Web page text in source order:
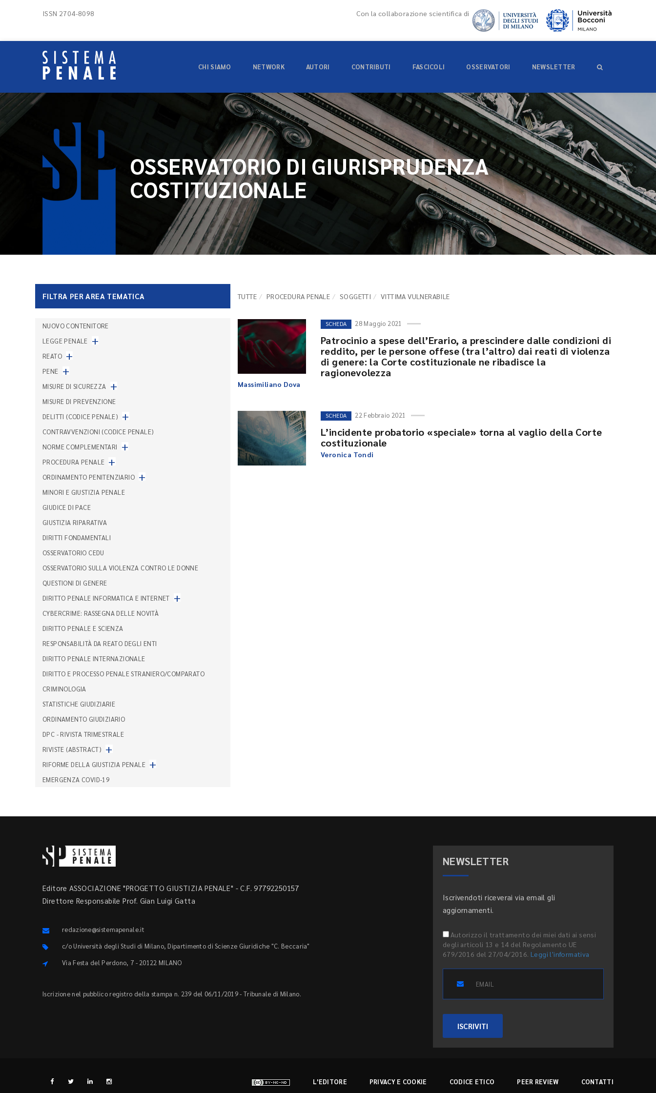
ISSN 2704-8098 Con la collaborazione scientifica di
CHI SIAMO NETWORK AUTORI CONTRIBUTI FASCICOLI OSSERVATORI NEWSLETTER
OSSERVATORIO DI GIURISPRUDENZA
COSTITUZIONALE
FILTRA PER AREA TEMATICA TUTTE PROCEDURA PENALE SOGGETTI VITTIMA VULNERABILE
NUOVO CONTENITORE
LEGGE PENALE +
REATO +
PENE +
MISURE DI SICUREZZA +
MISURE DI PREVENZIONE
DELITTI (CODICE PENALE) +
CONTRAVVENZIONI (CODICE PENALE)
NORME COMPLEMENTARI
+
PROCEDURA PENALE +
ORDINAMENTO PENITENZIARIO +
MINORI E GIUSTIZIA PENALE
GIUDICE DI PACE
GIUSTIZIA RIPARATIVA
DIRITTI FONDAMENTALI
OSSERVATORIO CEDU
OSSERVATORIO SULLA VIOLENZA CONTRO LE DONNE
QUESTIONI DI GENERE
DIRITTO PENALE INFORMATICA E INTERNET +
CYBERCRIME: RASSEGNA DELLE NOVITÀ
DIRITTO PENALE E SCIENZA
RESPONSABILITÀ DA REATO DEGLI ENTI
DIRITTO PENALE INTERNAZIONALE
DIRITTO E PROCESSO PENALE STRANIERO/COMPARATO
CRIMINOLOGIA
STATISTICHE GIUDIZIARIE
ORDINAMENTO GIUDIZIARIO
DPC - RIVISTA TRIMESTRALE
RIVISTE (ABSTRACT) +
RIFORME DELLA GIUSTIZIA PENALE +
EMERGENZA COVID-19
SCHEDA 28 Maggio 2021
Patrocinio a spese dell’Erario, a prescindere dalle condizioni di
reddito, per le persone offese (tra l’altro) dai reati di violenza
di genere: la Corte costituzionale ne ribadisce la
ragionevolezza
Massimiliano Dova
SCHEDA 22 Febbraio 2021
L’incidente probatorio «speciale» torna al vaglio della Corte
costituzionale
Veronica Tondi
Editore ASSOCIAZIONE "PROGETTO GIUSTIZIA PENALE" - C.F. 97792250157
Direttore Responsabile Prof. Gian Luigi Gatta
redazione@sistemapenale.it
c/o Università degli Studi di Milano, Dipartimento di Scienze Giuridiche "C. Beccaria"
Via Festa del Perdono, 7 - 20122 MILANO
Iscrizione nel pubblico registro della stampa n. 239 del 06/11/2019 - Tribunale di Milano.
NEWSLETTER
Iscrivendoti riceverai via email gli
aggiornamenti.
Autorizzo il trattamento dei miei dati ai sensi
degli articoli 13 e 14 del Regolamento UE
679/2016 del 27/04/2016. Leggi l'informativa
ISCRIVITI
L'EDITORE PRIVACY E COOKIE CODICE ETICO PEER REVIEW CONTATTI